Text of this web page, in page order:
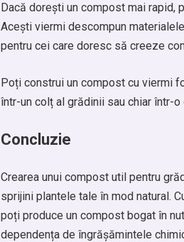
Dacă dorești un compost mai rapid,
Acești viermi descompun
pentru cei care doresc să creeze
Poți construi un compost cu viermi
într-un colț al grădinii sau chiar într-
Concluzie
Crearea unui compost util pentru
sprijini plantele tale în mod natural.
poți produce un compost bogat în
dependența de îngrășămintele